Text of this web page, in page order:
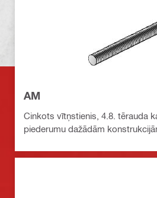
AM
Cinkots vītņstienis, 4.8. tērauda
piederumu dažādām